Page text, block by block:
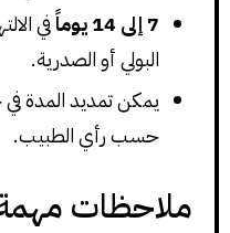
7 إلى 14 يوماً
في
البولي أو الصدرية.
يمكن تمديد المدة
حسب رأي الطبيب.
ملاحظات